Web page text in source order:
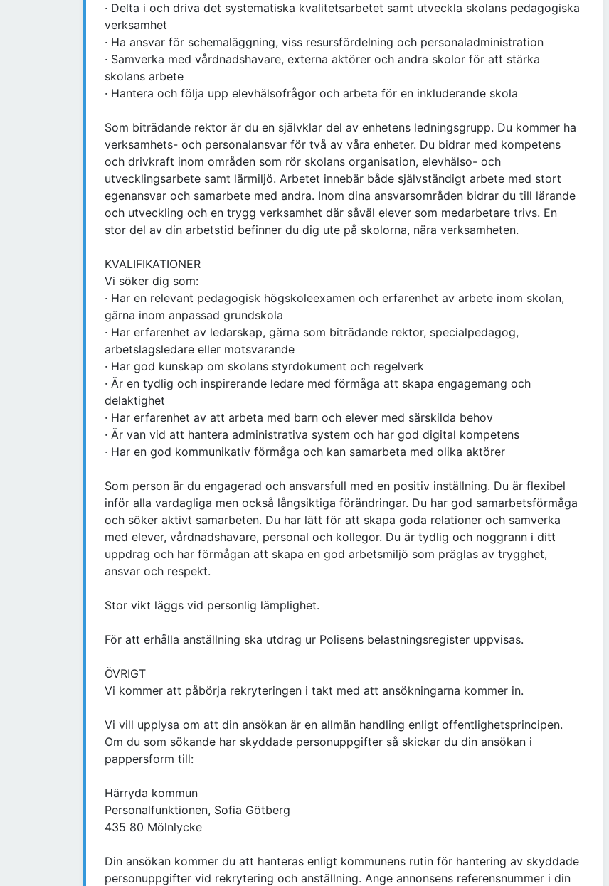
· Delta i och driva det systematiska kvalitetsarbetet samt utveckla skolans pedagogiska
verksamhet
· Ha ansvar för schemaläggning, viss resursfördelning och personaladministration
· Samverka med vårdnadshavare, externa aktörer och andra skolor för att stärka
skolans arbete
· Hantera och följa upp elevhälsofrågor och arbeta för en inkluderande skola
Som biträdande rektor är du en självklar del av enhetens ledningsgrupp. Du kommer ha
verksamhets- och personalansvar för två av våra enheter. Du bidrar med kompetens
och drivkraft inom områden som rör skolans organisation, elevhälso- och
utvecklingsarbete samt lärmiljö. Arbetet innebär både självständigt arbete med stort
egenansvar och samarbete med andra. Inom dina ansvarsområden bidrar du till lärande
och utveckling och en trygg verksamhet där såväl elever som medarbetare trivs. En
stor del av din arbetstid befinner du dig ute på skolorna, nära verksamheten.
KVALIFIKATIONER
Vi söker dig som:
· Har en relevant pedagogisk högskoleexamen och erfarenhet av arbete inom skolan,
gärna inom anpassad grundskola
· Har erfarenhet av ledarskap, gärna som biträdande rektor, specialpedagog,
arbetslagsledare eller motsvarande
· Har god kunskap om skolans styrdokument och regelverk
· Är en tydlig och inspirerande ledare med förmåga att skapa engagemang och
delaktighet
· Har erfarenhet av att arbeta med barn och elever med särskilda behov
· Är van vid att hantera administrativa system och har god digital kompetens
· Har en god kommunikativ förmåga och kan samarbeta med olika aktörer
Som person är du engagerad och ansvarsfull med en positiv inställning. Du är flexibel
inför alla vardagliga men också långsiktiga förändringar. Du har god samarbetsförmåga
och söker aktivt samarbeten. Du har lätt för att skapa goda relationer och samverka
med elever, vårdnadshavare, personal och kollegor. Du är tydlig och noggrann i ditt
uppdrag och har förmågan att skapa en god arbetsmiljö som präglas av trygghet,
ansvar och respekt.
Stor vikt läggs vid personlig lämplighet.
För att erhålla anställning ska utdrag ur Polisens belastningsregister uppvisas.
ÖVRIGT
Vi kommer att påbörja rekryteringen i takt med att ansökningarna kommer in.
Vi vill upplysa om att din ansökan är en allmän handling enligt offentlighetsprincipen.
Om du som sökande har skyddade personuppgifter så skickar du din ansökan i
pappersform till:
Härryda kommun
Personalfunktionen, Sofia Götberg
435 80 Mölnlycke
Din ansökan kommer du att hanteras enligt kommunens rutin för hantering av skyddade
personuppgifter vid rekrytering och anställning. Ange annonsens referensnummer i din